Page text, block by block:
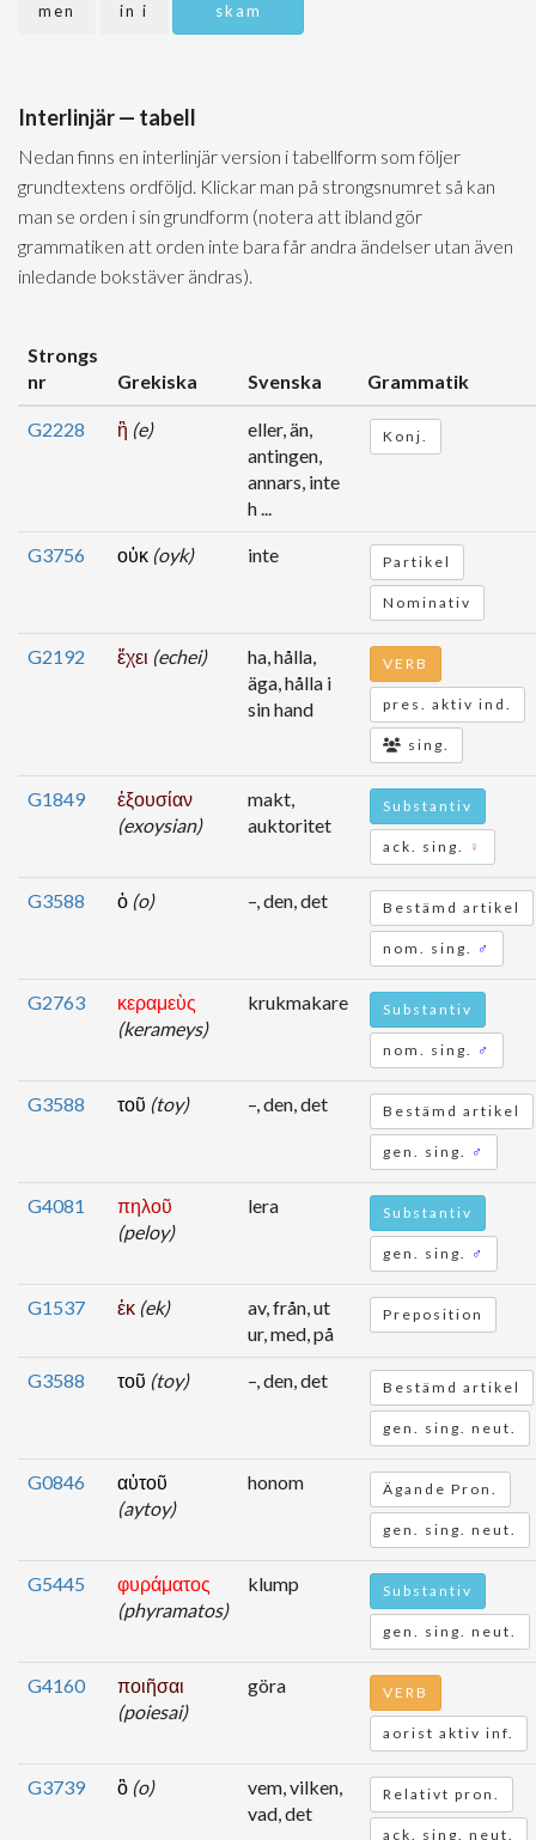
men
in i
skam
Interlinjär — tabell
Nedan finns en interlinjär version i tabellform som följer
grundtextens ordföljd. Klickar man på strongsnumret så kan
man se orden i sin grundform (notera att ibland gör
grammatiken att orden inte bara får andra ändelser utan även
inledande bokstäver ändras).
Strongs
nr
Grekiska Svenska Grammatik
G2228 ἢ (e)
eller, än,
antingen,
annars, inte
h ...
Konj.
G3756 οὐκ (oyk) inte Partikel
Nominativ
G2192 ἔχει (echei)
ha, hålla,
äga, hålla i
sin hand
VERB
pres. aktiv ind.
sing.
G1849
ἐξουσίαν
(exoysian)
makt,
auktoritet
Substantiv
ack. sing. ♀
G3588 ὁ (o) –, den, det Bestämd artikel
nom. sing. ♂
G2763
κεραμεὺς
(kerameys)
krukmakare Substantiv
nom. sing. ♂
G3588 τοῦ (toy) –, den, det Bestämd artikel
gen. sing. ♂
G4081
πηλοῦ
(peloy)
lera Substantiv
gen. sing. ♂
G1537 ἐκ (ek)
av, från, ut
ur, med, på
Preposition
G3588 τοῦ (toy) –, den, det Bestämd artikel
gen. sing. neut.
G0846
αὐτοῦ
(aytoy)
honom Ägande Pron.
gen. sing. neut.
G5445
φυράματος
(phyramatos)
klump Substantiv
gen. sing. neut.
G4160
ποιῆσαι
(poiesai)
göra VERB
aorist aktiv inf.
G3739 ὃ (o)
vem, vilken,
vad, det
Relativt pron.
ack. sing. neut.